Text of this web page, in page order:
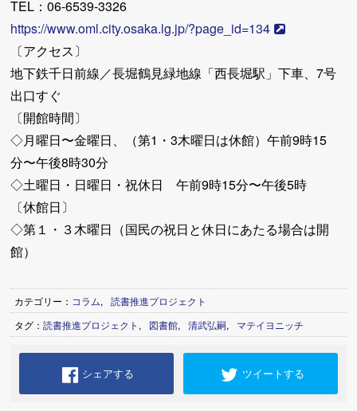
TEL：06-6539-3326
https://www.oml.city.osaka.lg.jp/?page_id=134
〔アクセス〕
地下鉄千日前線／長堀鶴見緑地線「西長堀駅」下車、7号
出口すぐ
〔開館時間〕
◇月曜日〜金曜日、（第1・3木曜日は休館）午前9時15
分〜午後8時30分
◇土曜日・日曜日・祝休日 午前9時15分〜午後5時
〔休館日〕
◇第１・３木曜日（国民の祝日と休日にあたる場合は開
館）
カテゴリー： コラム,
読書推進プロジェクト
タグ：読書推進プロジェクト , 図書館, 清武弘嗣, マテイヨニッチ
シェアする ツイートする